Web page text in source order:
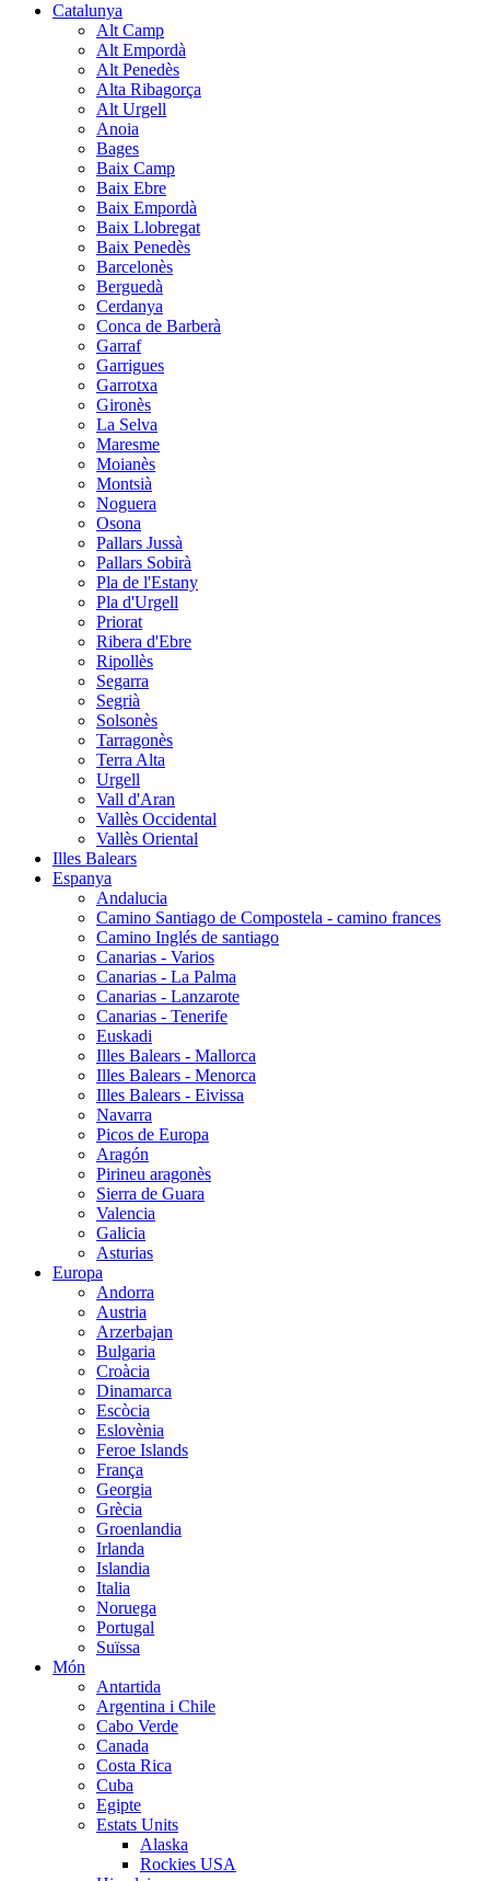
Catalunya
Alt Camp
Alt Empordà
Alt Penedès
Alta Ribagorça
Alt Urgell
Anoia
Bages
Baix Camp
Baix Ebre
Baix Empordà
Baix Llobregat
Baix Penedès
Barcelonès
Berguedà
Cerdanya
Conca de Barberà
Garraf
Garrigues
Garrotxa
Gironès
La Selva
Maresme
Moianès
Montsià
Noguera
Osona
Pallars Jussà
Pallars Sobirà
Pla de l'Estany
Pla d'Urgell
Priorat
Ribera d'Ebre
Ripollès
Segarra
Segrià
Solsonès
Tarragonès
Terra Alta
Urgell
Vall d'Aran
Vallès Occidental
Vallès Oriental
Illes Balears
Espanya
Andalucia
Camino Santiago de Compostela - camino frances
Camino Inglés de santiago
Canarias - Varios
Canarias - La Palma
Canarias - Lanzarote
Canarias - Tenerife
Euskadi
Illes Balears - Mallorca
Illes Balears - Menorca
Illes Balears - Eivissa
Navarra
Picos de Europa
Aragón
Pirineu aragonès
Sierra de Guara
Valencia
Galicia
Asturias
Europa
Andorra
Austria
Arzerbajan
Bulgaria
Croàcia
Dinamarca
Escòcia
Eslovènia
Feroe Islands
França
Georgia
Grècia
Groenlandia
Irlanda
Islandia
Italia
Noruega
Portugal
Suïssa
Món
Antartida
Argentina i Chile
Cabo Verde
Canada
Costa Rica
Cuba
Egipte
Estats Units
Alaska
Rockies USA